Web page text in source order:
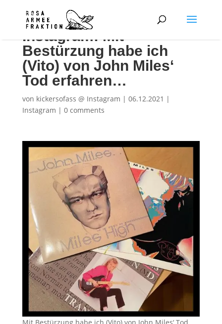
Instagram: Mit
Bestürzung habe ich
(Vito) von John Miles‘
Tod erfahren…
von kickersofass @ Instagram | 06.12.2021 |
Instagram | 0 comments